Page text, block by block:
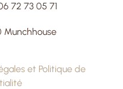
72 73 05 71
Munchhouse
et Politique de